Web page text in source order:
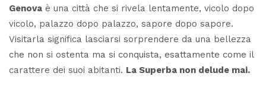
Genova è una città che si rivela lentamente, vicolo dopo
vicolo, palazzo dopo palazzo, sapore dopo sapore.
Visitarla significa lasciarsi sorprendere da una bellezza
che non si ostenta ma si conquista, esattamente come il
carattere dei suoi abitanti. La Superba non delude mai.